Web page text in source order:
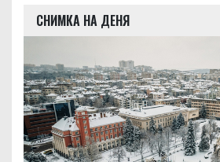
СНИМКА НА ДЕНЯ